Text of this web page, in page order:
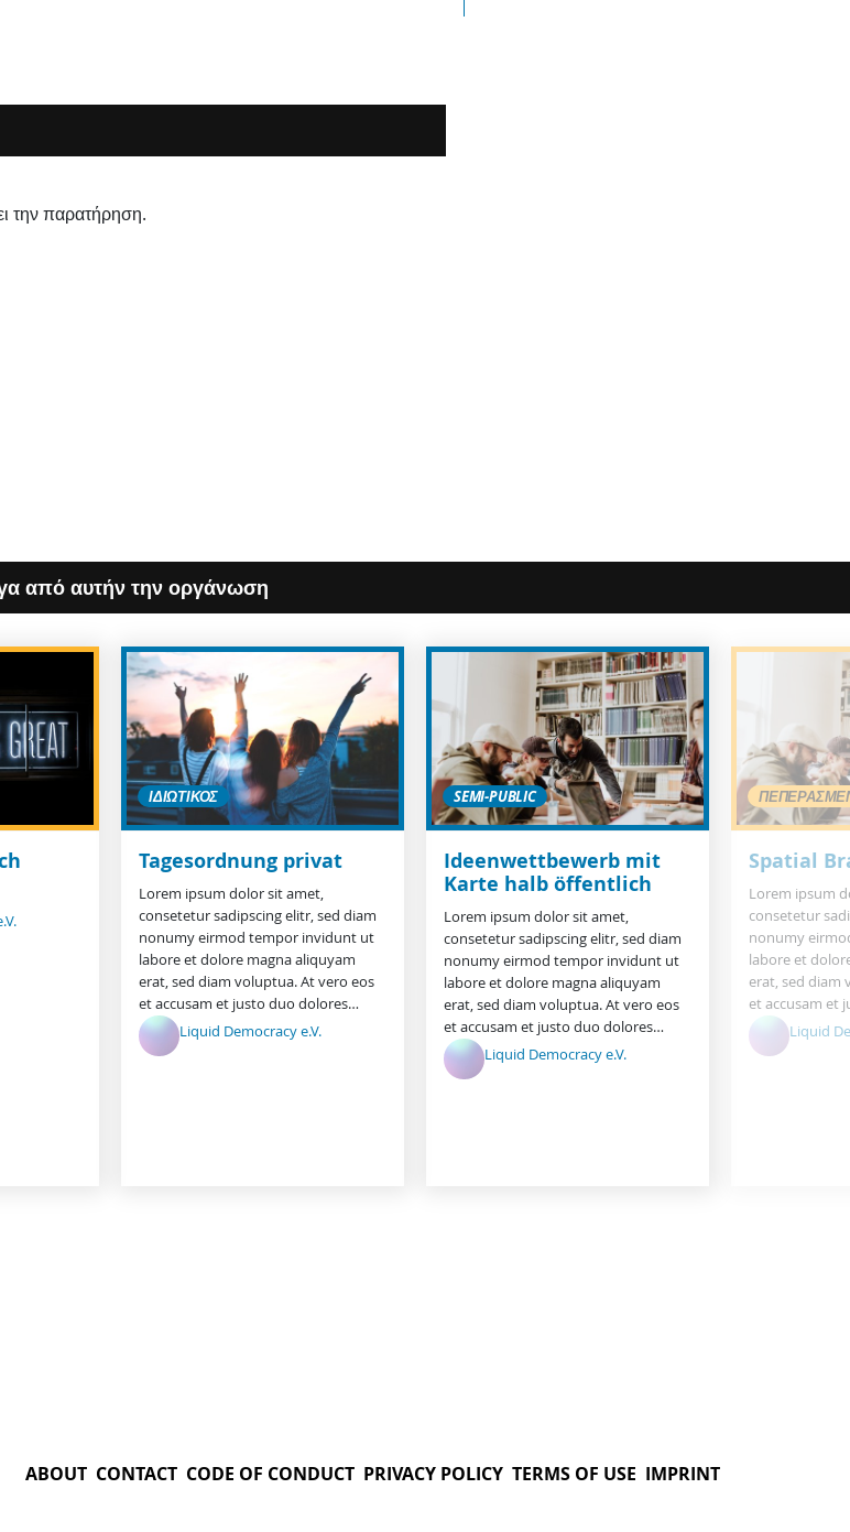
την παρατήρηση.
από αυτήν την οργάνωση
ΙΔΙΩΤΙΚΌΣ
Tagesordnung privat
Lorem ipsum dolor sit amet,
consetetur sadipscing elitr, sed diam
nonumy eirmod tempor invidunt ut
labore et dolore magna aliquyam
erat, sed diam voluptua. At vero eos
et accusam et justo duo dolores…
Liquid Democracy e.V.
SEMI-PUBLIC
Ideenwettbewerb mit
Karte halb öffentlich
Lorem ipsum dolor sit amet,
consetetur sadipscing elitr, sed diam
nonumy eirmod tempor invidunt ut
labore et dolore magna aliquyam
erat, sed diam voluptua. At vero eos
et accusam et justo duo dolores…
Liquid Democracy e.V.
Spatial
Lorem ipsum
consetetur
nonumy
labore et
erat, sed diam
et accusam et
Liquid
ABOUT CONTACT CODE OF CONDUCT PRIVACY POLICY TERMS OF USE IMPRINT